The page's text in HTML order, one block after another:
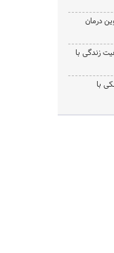
درمان
زندگی با
با